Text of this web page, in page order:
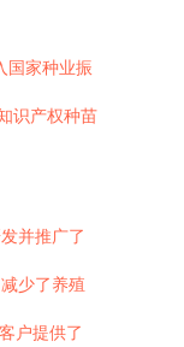
国家种业振
识产权种苗
并推广了
少了养殖
户提供了